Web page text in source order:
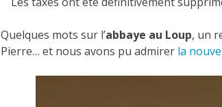
Quelques mots sur l’abbaye au Loup, un
Pierre… et nous avons pu admirer la